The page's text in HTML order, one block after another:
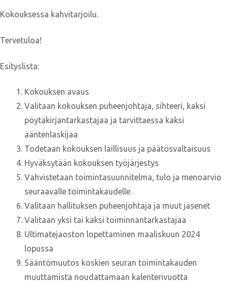
Kokouksessa kahvitarjoilu.
Tervetuloa!
Esityslista:
Kokouksen avaus
Valitaan kokouksen puheenjohtaja, sihteeri, kaksi
pöytäkirjantarkastajaa ja tarvittaessa kaksi
ääntenlaskijaa
Todetaan kokouksen laillisuus ja päätösvaltaisuus
Hyväksytään kokouksen työjärjestys
Vahvistetaan toimintasuunnitelma, tulo ja menoarvio
seuraavalle toimintakaudelle.
Valitaan hallituksen puheenjohtaja ja muut jäsenet
Valitaan yksi tai kaksi toiminnantarkastajaa
Ultimatejaoston lopettaminen maaliskuun 2024
lopussa
Sääntömuutos koskien seuran toimintakauden
muuttamista noudattamaan kalenterivuotta